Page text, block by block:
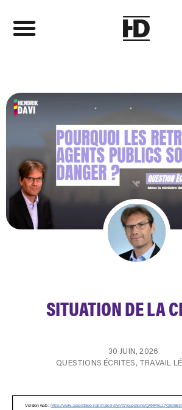
SITUATION DE LA
30 JUIN, 2026
QUESTIONS ÉCRITES, TRAVAIL